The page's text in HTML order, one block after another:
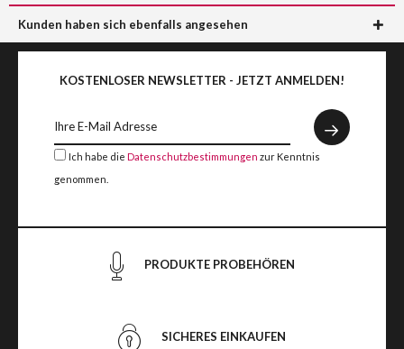
Kunden haben sich ebenfalls angesehen
KOSTENLOSER NEWSLETTER - JETZT ANMELDEN!
Ich habe die Datenschutzbestimmungen zur Kenntnis
genommen.
PRODUKTE PROBEHÖREN
SICHERES EINKAUFEN